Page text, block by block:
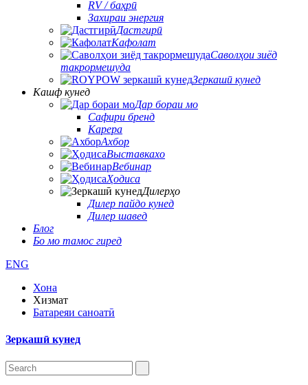
RV / баҳрӣ
Захираи энергия
Дастгирӣ
Кафолат
Саволҳои зиёд
такрормешуда
Зеркашӣ кунед
Кашф кунед
Дар бораи мо
Сафири бренд
Карера
Ахбор
Выставкахо
Вебинар
Ҳодиса
Дилерҳо
Дилер пайдо кунед
Дилер шавед
Блог
Бо мо тамос гиред
ENG
Хона
Хизмат
Батареяи саноатӣ
Зеркашӣ кунед